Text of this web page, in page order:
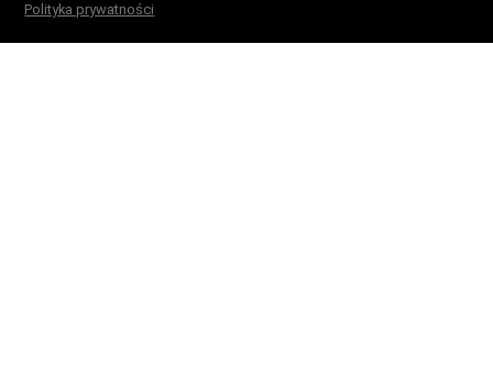
Polityka prywatności